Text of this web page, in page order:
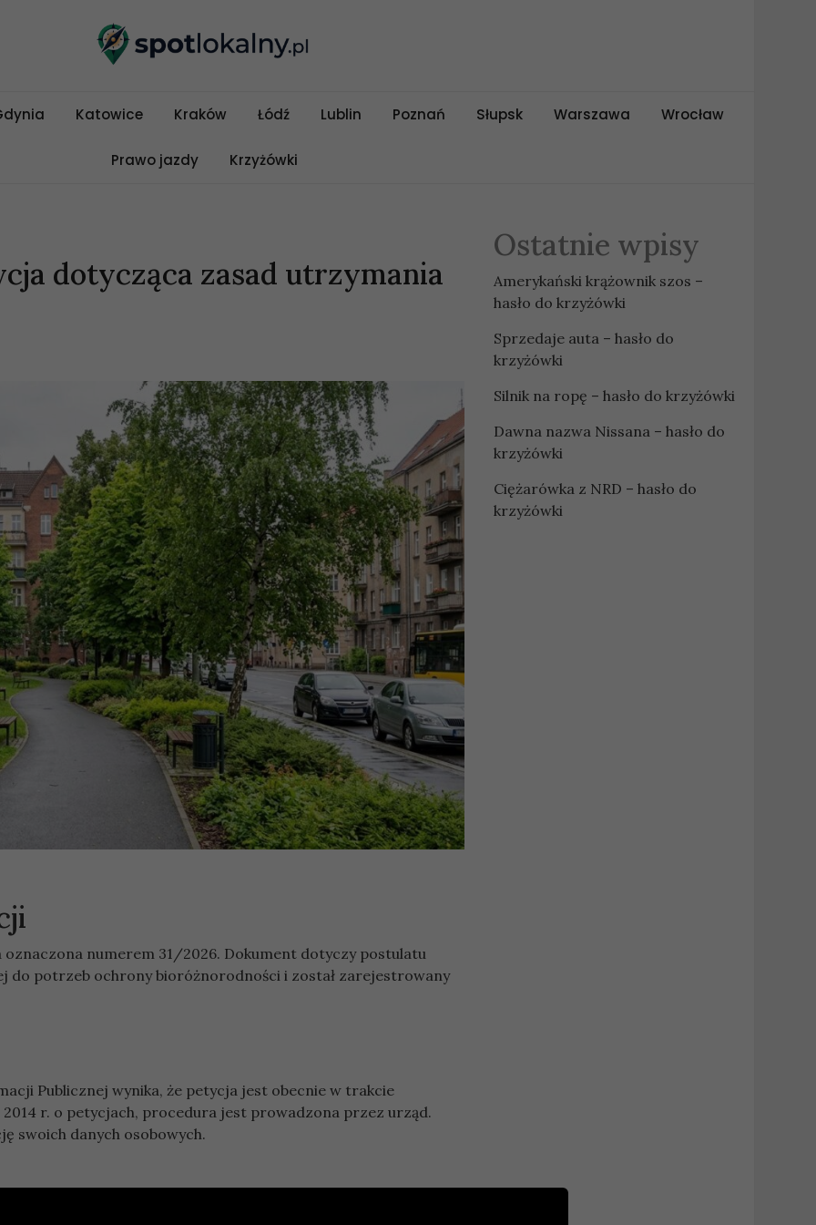
Katowice Kraków Łódź Lublin Poznań Słupsk Warszawa Wrocław
Prawo jazdy Krzyżówki
dotycząca zasad utrzymania
oznaczona numerem 31/2026. Dokument dotyczy postulatu
do potrzeb ochrony bioróżnorodności i został zarejestrowany
Publicznej wynika, że petycja jest obecnie w trakcie
r. o petycjach, procedura jest prowadzona przez urząd.
swoich danych osobowych.
Ostatnie wpisy
Amerykański krążownik szos –
hasło do krzyżówki
Sprzedaje auta – hasło do
krzyżówki
Silnik na ropę – hasło do krzyżówki
Dawna nazwa Nissana – hasło do
krzyżówki
Ciężarówka z NRD – hasło do
krzyżówki